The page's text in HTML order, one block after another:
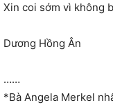
Xin coi sớm vì không
Dương Hồng Ân
……
*Bà Angela Merkel